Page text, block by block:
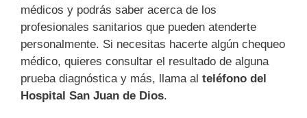
médicos y podrás saber acerca de los
profesionales sanitarios que pueden atenderte
personalmente. Si necesitas hacerte algún chequeo
médico, quieres consultar el resultado de alguna
prueba diagnóstica y más, llama al teléfono del
Hospital San Juan de Dios.